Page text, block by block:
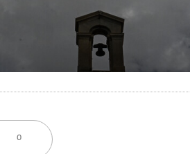
0